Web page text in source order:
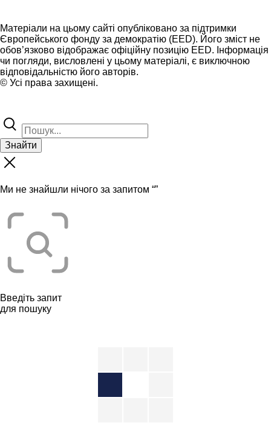
Матеріали на цьому сайті опубліковано за підтримки
Європейського фонду за демократію (EED). Його зміст не
обов’язково відображає офіційну позицію EED. Інформація
чи погляди, висловлені у цьому матеріалі, є виключною
відповідальністю його авторів.
© Усі права захищені.
Знайти
Ми не знайшли нічого за запитом “”
Введіть запит
для пошуку